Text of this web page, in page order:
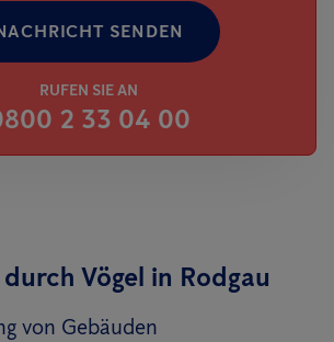
SENDEN
RUFEN SIE AN
2 33 04 00
Vögel in Rodgau
von Gebäuden